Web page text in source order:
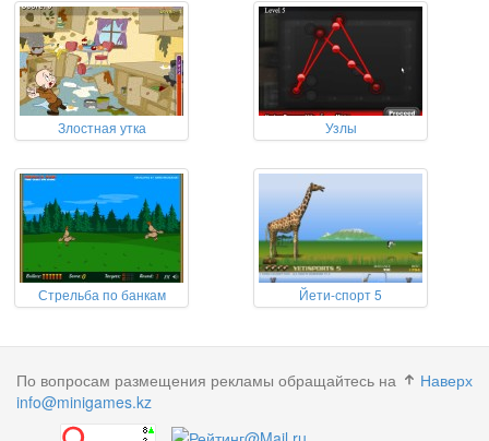
Злостная утка Узлы
Стрельба по банкам Йети-спорт 5
Наверх
По вопросам размещения рекламы обращайтесь на
info@minigames.kz